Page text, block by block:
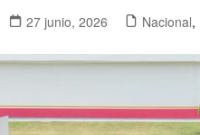
27 junio, 2026 Nacional,